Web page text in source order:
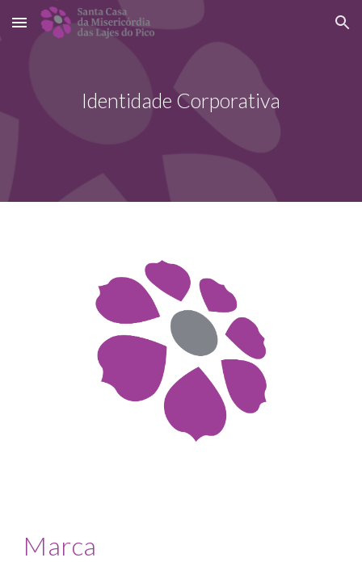
Skip to main content Skip to navigation
Identidade Corporativa
Marca